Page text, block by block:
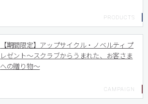
【期間限定】アップサイクル・ノベルティ プ
レゼント〜スクラブからうまれた、お客さま
への贈り物〜